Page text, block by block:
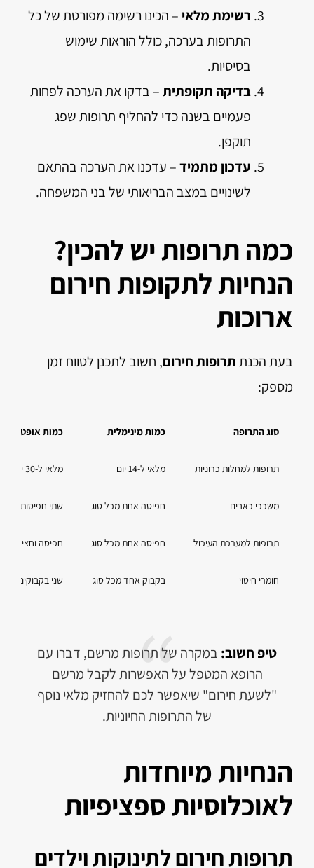
רשימת מלאי – הכינו רשימה מפורטת של כל
התרופות בערכה, כולל הוראות שימוש
בסיסיות.
בדיקה תקופתית– בדקו את הערכה לפחות
פעמיים בשנה כדי להחליף תרופות שפג
תוקפן.
עדכון מתמיד– עדכנו את הערכה בהתאם
לשינויים במצב הבריאותי של בני המשפחה.
כמה תרופות יש להכין?
הנחיות לתקופות חירום
ארוכות
בעת הכנתתרופות חירום, חשוב לתכנן לטווח זמן
מספק:
סוג התרופה כמות מינימלית כמות
תרופות למחלות כרוניות מלאי ל-14 יום מלאי ל-30 יום
משככי כאבים חפיסה אחת מכל סוג שתי חפיסות מכל
תרופות למערכת העיכול חפיסה אחת מכל סוג חפיסה וחצי מכל
חומרי חיטוי בקבוק אחד מכל סוג שני בקבוקים מכל
טיפ חשוב: במקרה של תרופות מרשם, דברו עם
הרופא המטפל על האפשרות לקבל מרשם
"לשעת חירום" שיאפשר לכם להחזיק מלאי נוסף
של התרופות החיוניות.
הנחיות מיוחדות
לאוכלוסיות ספציפיות
תרופות חירום לתינוקות וילדים